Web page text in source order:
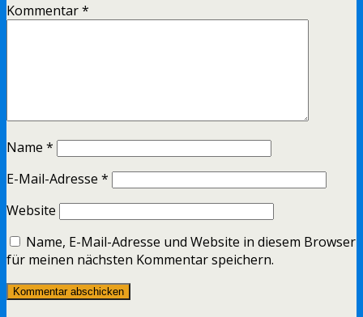
Kommentar*
Name *
E-Mail-Adresse *
Website
Name, E-Mail-Adresse und Website in diesem Browser
für meinen nächsten Kommentar speichern.